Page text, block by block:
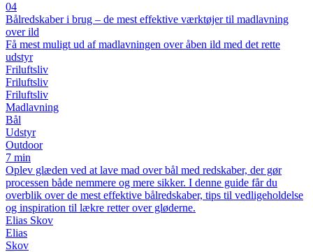
04
Bålredskaber i brug – de mest effektive værktøjer til madlavning
over ild
Få mest muligt ud af madlavningen over åben ild med det rette
udstyr
Friluftsliv
Friluftsliv
Friluftsliv
Madlavning
Bål
Udstyr
Outdoor
7 min
Oplev glæden ved at lave mad over bål med redskaber, der gør
processen både nemmere og mere sikker. I denne guide får du
overblik over de mest effektive bålredskaber, tips til vedligeholdelse
og inspiration til lækre retter over gløderne.
Elias Skov
Elias
Skov